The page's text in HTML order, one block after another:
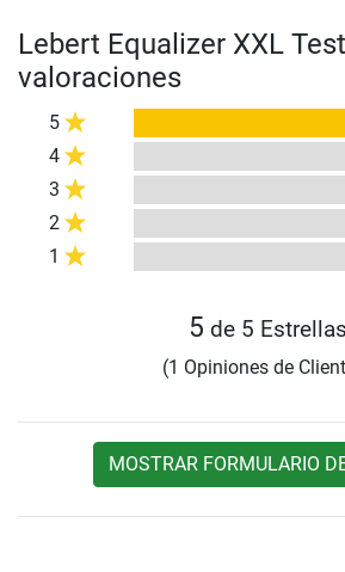
Lebert Equalizer XXL
valoraciones
5
4
3
2
1
5 de 5 Estrellas
(1 Opiniones de
MOSTRAR FORMULARIO